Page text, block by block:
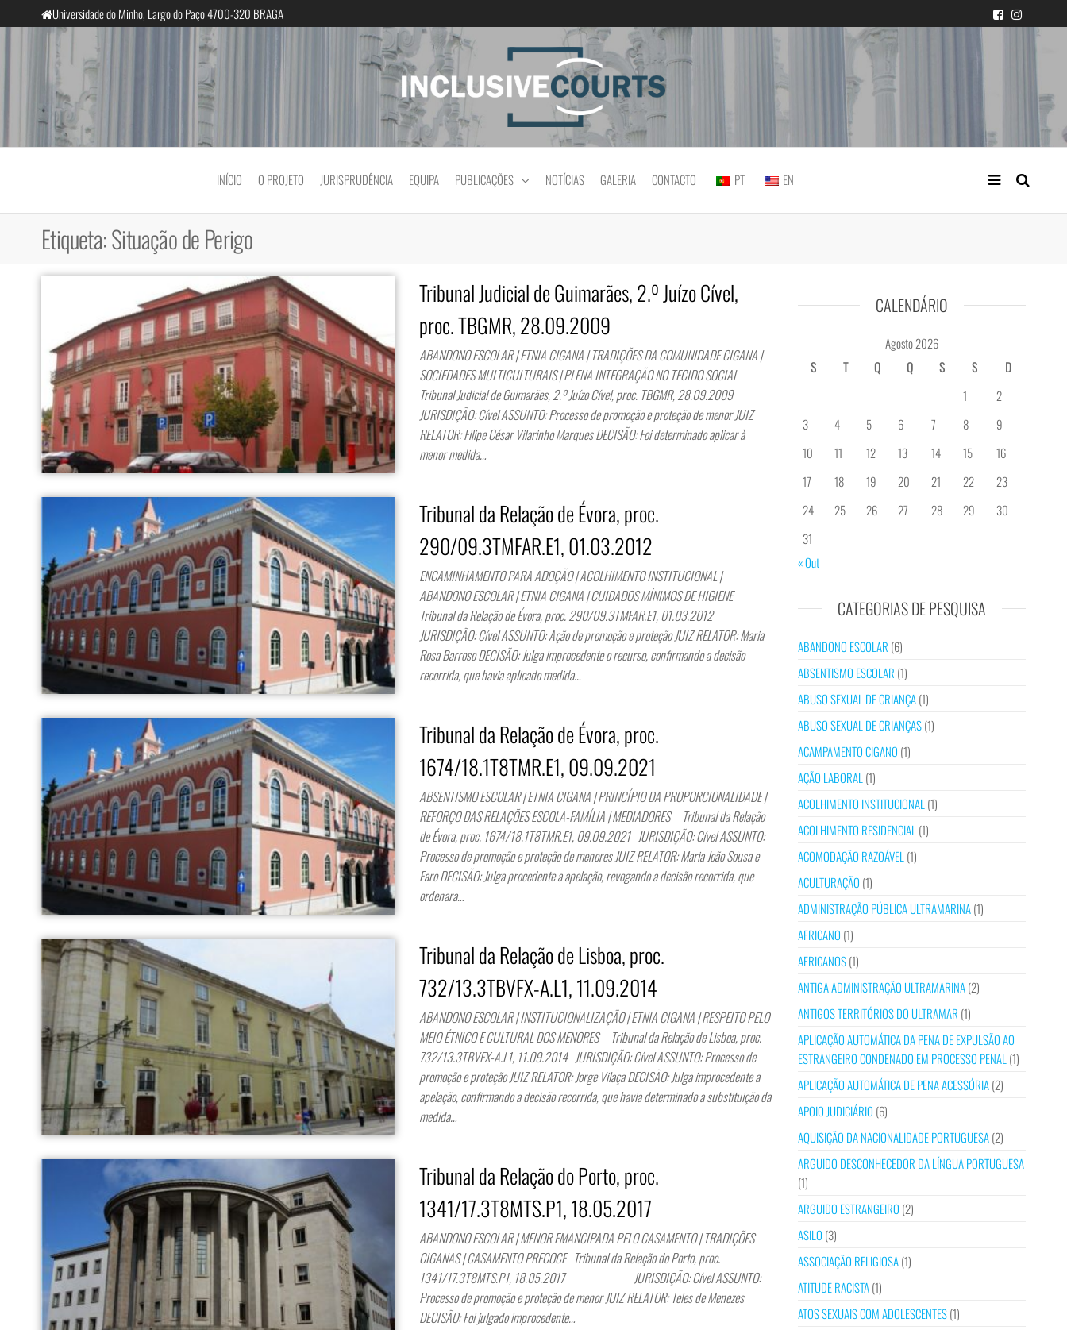
para
Universidade do Minho, Largo do Paço 4700-320 BRAGA
InclusiveCourts Igualdade e diferença cultural na prática judicial portuguesa
INÍCIO O PROJETO JURISPRUDÊNCIA EQUIPA PUBLICAÇÕES NOTÍCIAS GALERIA CONTACTO PT EN
Etiqueta:Situação de Perigo
Tribunal Judicial de Guimarães, 2.º Juízo Cível,
proc. TBGMR, 28.09.2009
ABANDONO ESCOLAR | ETNIA CIGANA | TRADIÇÕES DA COMUNIDADE CIGANA |
SOCIEDADES MULTICULTURAIS | PLENA INTEGRAÇÃO NO TECIDO SOCIAL
Tribunal Judicial de Guimarães, 2.º Juízo Cível, proc. TBGMR, 28.09.2009
JURISDIÇÃO: Cível ASSUNTO: Processo de promoção e proteção de menor JUIZ
RELATOR: Filipe César Vilarinho Marques DECISÃO: Foi determinado aplicar à
menor medida…
Tribunal da Relação de Évora, proc.
290/09.3TMFAR.E1, 01.03.2012
ENCAMINHAMENTO PARA ADOÇÃO | ACOLHIMENTO INSTITUCIONAL |
ABANDONO ESCOLAR | ETNIA CIGANA | CUIDADOS MÍNIMOS DE HIGIENE
Tribunal da Relação de Évora, proc. 290/09.3TMFAR.E1, 01.03.2012
JURISDIÇÃO: Cível ASSUNTO: Ação de promoção e proteção JUIZ RELATOR: Maria
Rosa Barroso DECISÃO: Julga improcedente o recurso, confirmando a decisão
recorrida, que havia aplicado medida…
Tribunal da Relação de Évora, proc.
1674/18.1T8TMR.E1, 09.09.2021
ABSENTISMO ESCOLAR | ETNIA CIGANA | PRINCÍPIO DA PROPORCIONALIDADE |
REFORÇO DAS RELAÇÕES ESCOLA-FAMÍLIA | MEDIADORES Tribunal da Relação
de Évora, proc. 1674/18.1T8TMR.E1, 09.09.2021 JURISDIÇÃO: Cível ASSUNTO:
Processo de promoção e proteção de menores JUIZ RELATOR: Maria João Sousa e
Faro DECISÃO: Julga procedente a apelação, revogando a decisão recorrida, que
ordenara…
Tribunal da Relação de Lisboa, proc.
732/13.3TBVFX-A.L1, 11.09.2014
ABANDONO ESCOLAR | INSTITUCIONALIZAÇÃO | ETNIA CIGANA | RESPEITO PELO
MEIO ÉTNICO E CULTURAL DOS MENORES Tribunal da Relação de Lisboa, proc.
732/13.3TBVFX-A.L1, 11.09.2014 JURISDIÇÃO: Cível ASSUNTO: Processo de
promoção e proteção JUIZ RELATOR: Jorge Vilaça DECISÃO: Julga improcedente a
apelação, confirmando a decisão recorrida, que havia determinado a substituição da
medida…
Tribunal da Relação do Porto, proc.
1341/17.3T8MTS.P1, 18.05.2017
ABANDONO ESCOLAR | MENOR EMANCIPADA PELO CASAMENTO | TRADIÇÕES
CIGANAS | CASAMENTO PRECOCE Tribunal da Relação do Porto, proc.
1341/17.3T8MTS.P1, 18.05.2017 JURISDIÇÃO: Cível ASSUNTO:
Processo de promoção e proteção de menor JUIZ RELATOR: Teles de Menezes
DECISÃO: Foi julgado improcedente…
CALENDÁRIO
Agosto 2026
S
T Q Q S S
D
1
2
3
4 5 6 7 8
9
10
11 12 13 14 15
16
17
18 19 20 21 22
23
24
25 26 27 28 29
30
31
« Out
CATEGORIAS DE PESQUISA
ABANDONO ESCOLAR (6)
ABSENTISMO ESCOLAR (1)
ABUSO SEXUAL DE CRIANÇA(1)
ABUSO SEXUAL DE CRIANÇAS(1)
ACAMPAMENTO CIGANO (1)
AÇÃO LABORAL (1)
ACOLHIMENTO INSTITUCIONAL (1)
ACOLHIMENTO RESIDENCIAL (1)
ACOMODAÇÃO RAZOÁVEL (1)
ACULTURAÇÃO (1)
ADMINISTRAÇÃO PÚBLICA ULTRAMARINA(1)
AFRICANO (1)
AFRICANOS(1)
ANTIGA ADMINISTRAÇÃO ULTRAMARINA(2)
ANTIGOS TERRITÓRIOS DO ULTRAMAR (1)
APLICAÇÃO AUTOMÁTICA DA PENA DE EXPULSÃO AO
ESTRANGEIRO CONDENADO EM PROCESSO PENAL (1)
APLICAÇÃO AUTOMÁTICA DE PENA ACESSÓRIA(2)
APOIO JUDICIÁRIO (6)
AQUISIÇÃO DA NACIONALIDADE PORTUGUESA(2)
ARGUIDO DESCONHECEDOR DA LÍNGUA PORTUGUESA
(1)
ARGUIDO ESTRANGEIRO (2)
ASILO (3)
ASSOCIAÇÃO RELIGIOSA(1)
ATITUDE RACISTA(1)
ATOS SEXUAIS COM ADOLESCENTES(1)